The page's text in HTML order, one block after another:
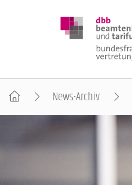
DBB FRAUEN
News-Archiv